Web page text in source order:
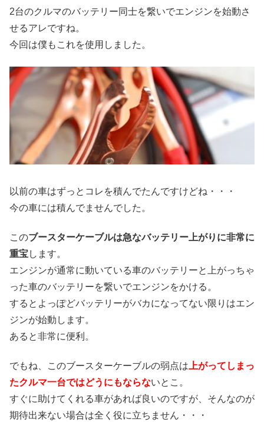
2台のクルマのバッテリー同士を繋いでエンジンを始動さ
せるアレですね。
今回は僕もこれを使用しました。
以前の車はずっとコレを積んでたんですけどね・・・
今の車には積んでませんでした。
このブースターケーブルは急なバッテリー上がりに非常に
重宝します。
エンジンが通常に動いている車のバッテリーと上がっちゃ
った車のバッテリーを繋いでエンジンをかける。
するとよっぽどバッテリーがバカになってない限りはエン
ジンが始動します。
あると非常に便利。
でもね、このブースターケーブルの弱点は 上がってしまっ
たクルマ一台ではどうにもならないとこ。
すぐに助けてくれる車があれば良いのですが、そんなのが
期待出来ない場合は全く役に立ちません・・・